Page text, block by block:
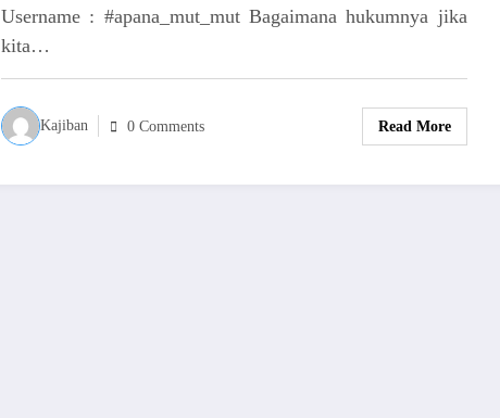
Username : #apana_mut_mut Bagaimana hukumnya jika
kita…
Kajiban 0 Comments Read More